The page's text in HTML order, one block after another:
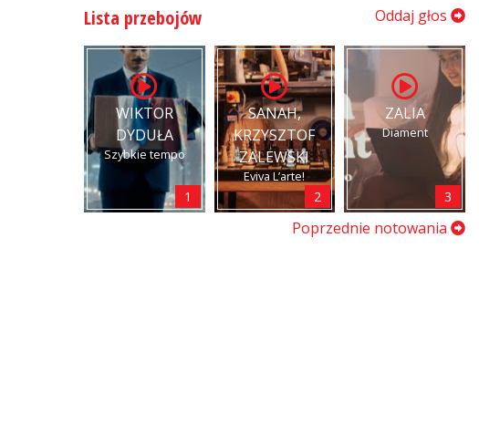
Lista przebojów Oddaj głos
WIKTOR
DYDUŁA
Szybkie tempo
1
SANAH,
KRZYSZTOF
ZALEWSKI
Eviva L’arte!
2
ZALIA
Diament
3
Poprzednie notowania